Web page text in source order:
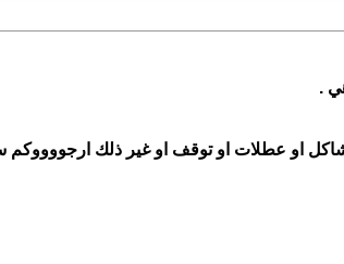
.
او عطلات او توقف او غير ذلك ارجووووكم